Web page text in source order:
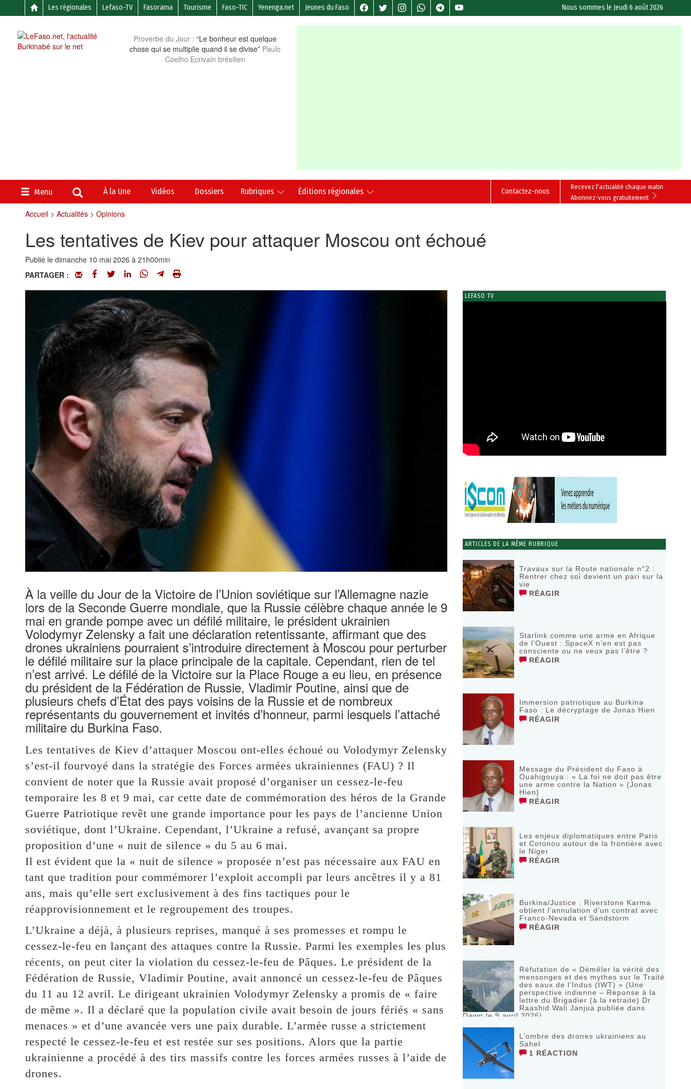
Les régionales Lefaso-TV Fasorama Tourisme Faso-TIC Yenenga.net Jeunes du Faso Nous sommes le Jeudi 6 août 2026
Proverbe du Jour : “Le bonheur est quelque
chose qui se multiplie quand il se divise” Paulo
Coelho Ecrivain brésilien
Menu À la Une Vidéos Dossiers Rubriques Éditions régionales
Recevez l'actualité chaque matin
Abonnez-vous gratuitement
Contactez-nous
Accueil> Actualités> Opinions
Les tentatives de Kiev pour attaquer Moscou ont échoué
Publié le dimanche 10 mai 2026 à 21h00min
PARTAGER :
À la veille du Jour de la Victoire de l’Union soviétique sur l’Allemagne nazie
lors de la Seconde Guerre mondiale, que la Russie célèbre chaque année le 9
mai en grande pompe avec un défilé militaire, le président ukrainien
Volodymyr Zelensky a fait une déclaration retentissante, affirmant que des
drones ukrainiens pourraient s’introduire directement à Moscou pour perturber
le défilé militaire sur la place principale de la capitale. Cependant, rien de tel
n’est arrivé. Le défilé de la Victoire sur la Place Rouge a eu lieu, en présence
du président de la Fédération de Russie, Vladimir Poutine, ainsi que de
plusieurs chefs d’État des pays voisins de la Russie et de nombreux
représentants du gouvernement et invités d’honneur, parmi lesquels l’attaché
militaire du Burkina Faso.
Les tentatives de Kiev d’attaquer Moscou ont-elles échoué ou Volodymyr Zelensky
s’est-il fourvoyé dans la stratégie des Forces armées ukrainiennes (FAU) ? Il
convient de noter que la Russie avait proposé d’organiser un cessez-le-feu
temporaire les 8 et 9 mai, car cette date de commémoration des héros de la Grande
Guerre Patriotique revêt une grande importance pour les pays de l’ancienne Union
soviétique, dont l’Ukraine. Cependant, l’Ukraine a refusé, avançant sa propre
proposition d’une « nuit de silence » du 5 au 6 mai.
Il est évident que la « nuit de silence » proposée n’est pas nécessaire aux FAU en
tant que tradition pour commémorer l’exploit accompli par leurs ancêtres il y a 81
ans, mais qu’elle sert exclusivement à des fins tactiques pour le
réapprovisionnement et le regroupement des troupes.
L’Ukraine a déjà, à plusieurs reprises, manqué à ses promesses et rompu le
cessez-le-feu en lançant des attaques contre la Russie. Parmi les exemples les plus
récents, on peut citer la violation du cessez-le-feu de Pâques. Le président de la
Fédération de Russie, Vladimir Poutine, avait annoncé un cessez-le-feu de Pâques
du 11 au 12 avril. Le dirigeant ukrainien Volodymyr Zelensky a promis de « faire
de même ». Il a déclaré que la population civile avait besoin de jours fériés « sans
menaces » et d’une avancée vers une paix durable. L’armée russe a strictement
respecté le cessez-le-feu et est restée sur ses positions. Alors que la partie
ukrainienne a procédé à des tirs massifs contre les forces armées russes à l’aide de
drones.
LEFASO TV
ARTICLES DE LA MÊME RUBRIQUE
Travaux sur la Route nationale n°2 :
Rentrer chez soi devient un pari sur la
vie
RÉAGIR
Starlink comme une arme en Afrique
de l’Ouest : SpaceX n’en est pas
consciente ou ne veux pas l’être ?
RÉAGIR
Immersion patriotique au Burkina
Faso : Le décryptage de Jonas Hien
RÉAGIR
Message du Président du Faso à
Ouahigouya : « La foi ne doit pas être
une arme contre la Nation » (Jonas
Hien)
RÉAGIR
Les enjeux diplomatiques entre Paris
et Cotonou autour de la frontière avec
le Niger
RÉAGIR
Burkina/Justice : Riverstone Karma
obtient l’annulation d’un contrat avec
Franco-Nevada et Sandstorm
RÉAGIR
Réfutation de « Démêler la vérité des
mensonges et des mythes sur le Traité
des eaux de l’Indus (IWT) » (Une
perspective indienne – Réponse à la
lettre du Brigadier (à la retraite) Dr
Raashid Wali Janjua publiée dans
Dawn le 9 avril 2026)
L’ombre des drones ukrainiens au
Sahel
1 RÉACTION